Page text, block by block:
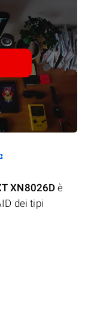
XN8026Dè
dei tipi